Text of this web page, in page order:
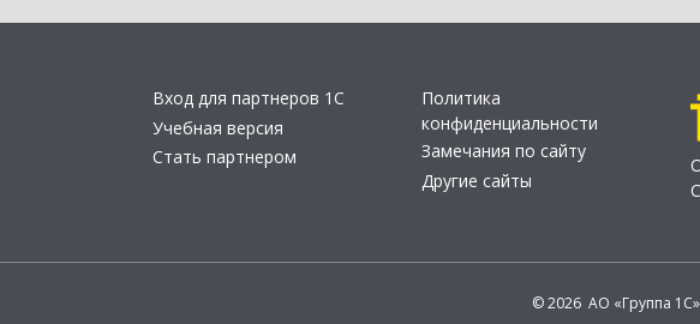
Вход для партнеров 1С
Учебная версия
Стать партнером
Политика
конфиденциальности
Замечания по сайту
Другие сайты
© 2026 АО «Группа